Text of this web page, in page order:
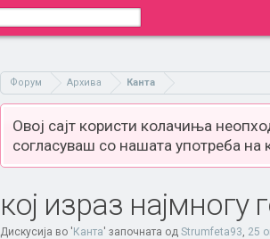
Форум Архива Канта
Овој сајт користи колачиња
согласуваш со нашата употреба на
кој израз најмногу
Дискусија во ' Канта' започната од Strumfeta93, 25